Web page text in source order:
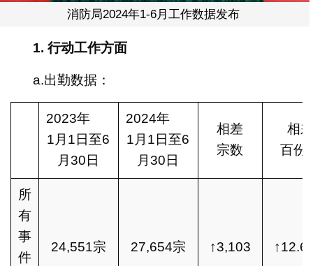
消防局2024年1-6月工作数据发布
1. 行动工作方面
a.出勤数据：
2023年
1月1日至6
月30日
2024年
1月1日至6
月30日
相差
宗数
相差
百份
所
有
事
件
24,551宗 27,654宗 ↑3,103